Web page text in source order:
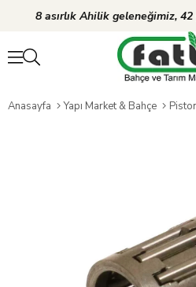
8 asırlık Ahilik geleneğimiz,
Anasayfa Yapı Market & Bahçe